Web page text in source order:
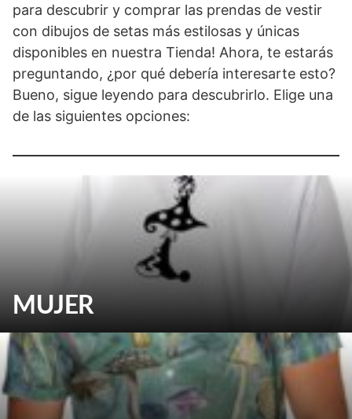
para descubrir y comprar las prendas de vestir
con dibujos de setas más estilosas y únicas
disponibles en nuestra Tienda! Ahora, te estarás
preguntando, ¿por qué debería interesarte esto?
Bueno, sigue leyendo para descubrirlo. Elige una
de las siguientes opciones:
MUJER